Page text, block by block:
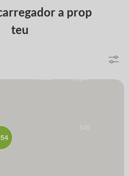
a prop
teu
345
1064
1830